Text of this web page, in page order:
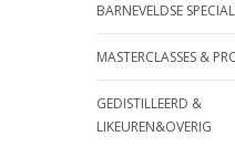
BARNEVELDSE
MASTERCLASSES &
GEDISTILLEERD &
LIKEUREN&OVERIG